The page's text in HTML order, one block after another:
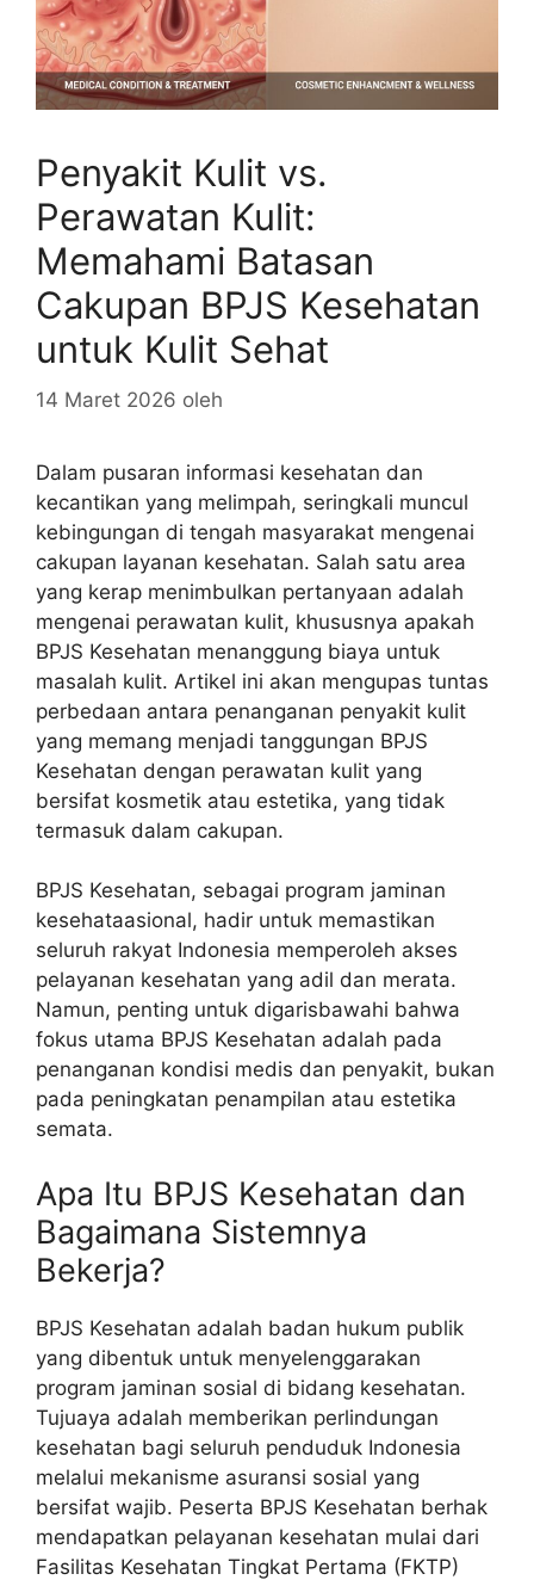
Penyakit Kulit vs.
Perawatan Kulit:
Memahami Batasan
Cakupan BPJS Kesehatan
untuk Kulit Sehat
14 Maret 2026 oleh
Dalam pusaran informasi kesehatan dan
kecantikan yang melimpah, seringkali muncul
kebingungan di tengah masyarakat mengenai
cakupan layanan kesehatan. Salah satu area
yang kerap menimbulkan pertanyaan adalah
mengenai perawatan kulit, khususnya apakah
BPJS Kesehatan menanggung biaya untuk
masalah kulit. Artikel ini akan mengupas tuntas
perbedaan antara penanganan penyakit kulit
yang memang menjadi tanggungan BPJS
Kesehatan dengan perawatan kulit yang
bersifat kosmetik atau estetika, yang tidak
termasuk dalam cakupan.
BPJS Kesehatan, sebagai program jaminan
kesehataasional, hadir untuk memastikan
seluruh rakyat Indonesia memperoleh akses
pelayanan kesehatan yang adil dan merata.
Namun, penting untuk digarisbawahi bahwa
fokus utama BPJS Kesehatan adalah pada
penanganan kondisi medis dan penyakit, bukan
pada peningkatan penampilan atau estetika
semata.
Apa Itu BPJS Kesehatan dan
Bagaimana Sistemnya
Bekerja?
BPJS Kesehatan adalah badan hukum publik
yang dibentuk untuk menyelenggarakan
program jaminan sosial di bidang kesehatan.
Tujuaya adalah memberikan perlindungan
kesehatan bagi seluruh penduduk Indonesia
melalui mekanisme asuransi sosial yang
bersifat wajib. Peserta BPJS Kesehatan berhak
mendapatkan pelayanan kesehatan mulai dari
Fasilitas Kesehatan Tingkat Pertama (FKTP)